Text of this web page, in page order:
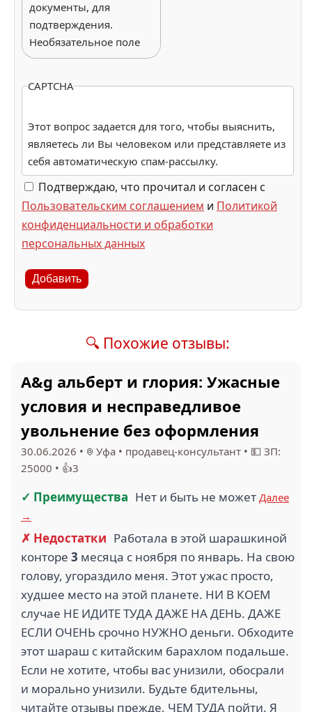
документы, для
подтверждения.
Необязательное поле
CAPTCHA
Этот вопрос задается для того, чтобы выяснить,
являетесь ли Вы человеком или представляете из
себя автоматическую спам-рассылку.
Подтверждаю, что прочитал и согласен с
Пользовательским соглашением и Политикой
конфиденциальности и обработки
персональных данных
Добавить
🔍 Похожие отзывы:
A&g альберт и глория: Ужасные
условия и несправедливое
увольнение без оформления
30.06.2026 • Уфа • продавец-консультант • 💵 ЗП:
25000 • 👍3
✓ Преимущества Нет и быть не может Далее
→
✗ Недостатки Работала в этой шарашкиной
конторе 3 месяца с ноября по январь. На свою
голову, угораздило меня. Этот ужас просто,
худшее место на этой планете. НИ В КОЕМ
случае НЕ ИДИТЕ ТУДА ДАЖЕ НА ДЕНЬ. ДАЖЕ
ЕСЛИ ОЧЕНЬ срочно НУЖНО деньги. Обходите
этот шараш с китайским барахлом подальше.
Если не хотите, чтобы вас унизили, обосрали
и морально унизили. Будьте бдительны,
читайте отзывы прежде, ЧЕМ ТУДА пойти. Я